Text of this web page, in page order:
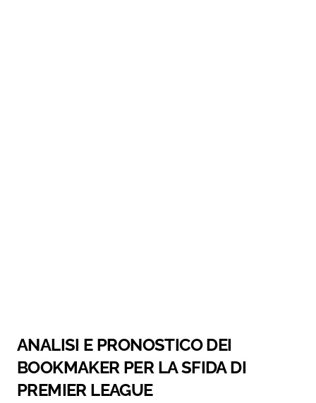
ANALISI E PRONOSTICO DEI
BOOKMAKER PER LA SFIDA DI
PREMIER LEAGUE